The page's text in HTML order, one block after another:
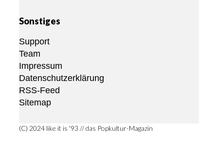
Sonstiges
Support
Team
Impressum
Datenschutzerklärung
RSS-Feed
Sitemap
(C) 2024 like it is '93 // das Popkultur-Magazin